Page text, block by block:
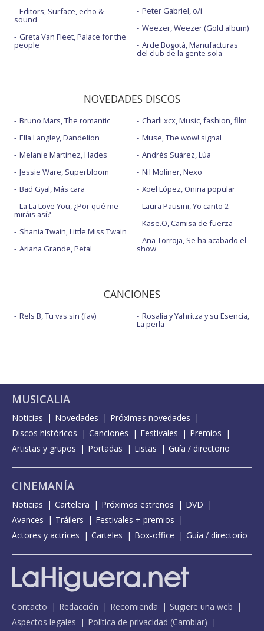
Editors, Surface, echo &
sound
Greta Van Fleet, Palace for the
people
Peter Gabriel, o/i
Weezer, Weezer (Gold album)
Arde Bogotá, Manufacturas
del club de la gente sola
NOVEDADES DISCOS
Bruno Mars, The romantic
Ella Langley, Dandelion
Melanie Martinez, Hades
Jessie Ware, Superbloom
Bad Gyal, Más cara
La La Love You, ¿Por qué me
miráis así?
Shania Twain, Little Miss Twain
Ariana Grande, Petal
Charli xcx, Music, fashion, film
Muse, The wow! signal
Andrés Suárez, Lúa
Nil Moliner, Nexo
Xoel López, Oniria popular
Laura Pausini, Yo canto 2
Kase.O, Camisa de fuerza
Ana Torroja, Se ha acabado el
show
CANCIONES
Rels B, Tu vas sin (fav) Rosalía y Yahritza y su Esencia,
La perla
MUSICALIA
Noticias Novedades
Próximas novedades
Discos históricos
Canciones Festivales
Premios
Artistas y grupos
Portadas Listas Guía / directorio
CINEMANÍA
Noticias Cartelera Próximos estrenos
DVD
Avances
Tráilers
Festivales + premios
Actores y actrices
Carteles Box-office Guía / directorio
Contacto Redacción Recomienda
Sugiere una web
Aspectos legales
Política de privacidad (Cambiar)